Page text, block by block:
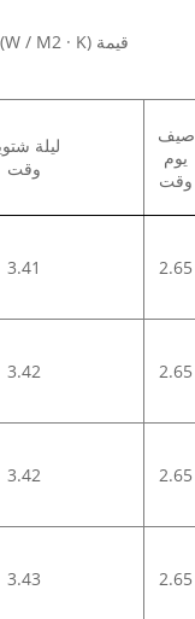
قيمة U (W / M2 · K)
صيف
يوم
وقت
ليلة
وقت
2.65
3.41
2.65
3.42
2.65
3.42
2.65
3.43